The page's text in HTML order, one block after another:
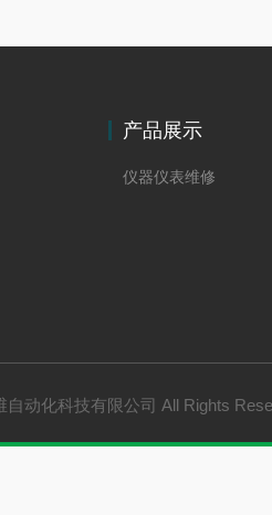
产品展示
仪器仪表维修
自动化科技有限公司 All Rights